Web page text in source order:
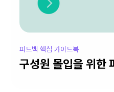
피드백 핵심 가이드북
구성원 몰입을 위한